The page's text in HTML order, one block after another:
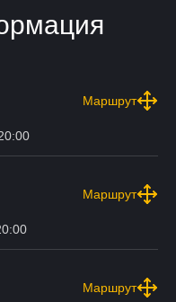
Маршрут
Маршрут
Маршрут